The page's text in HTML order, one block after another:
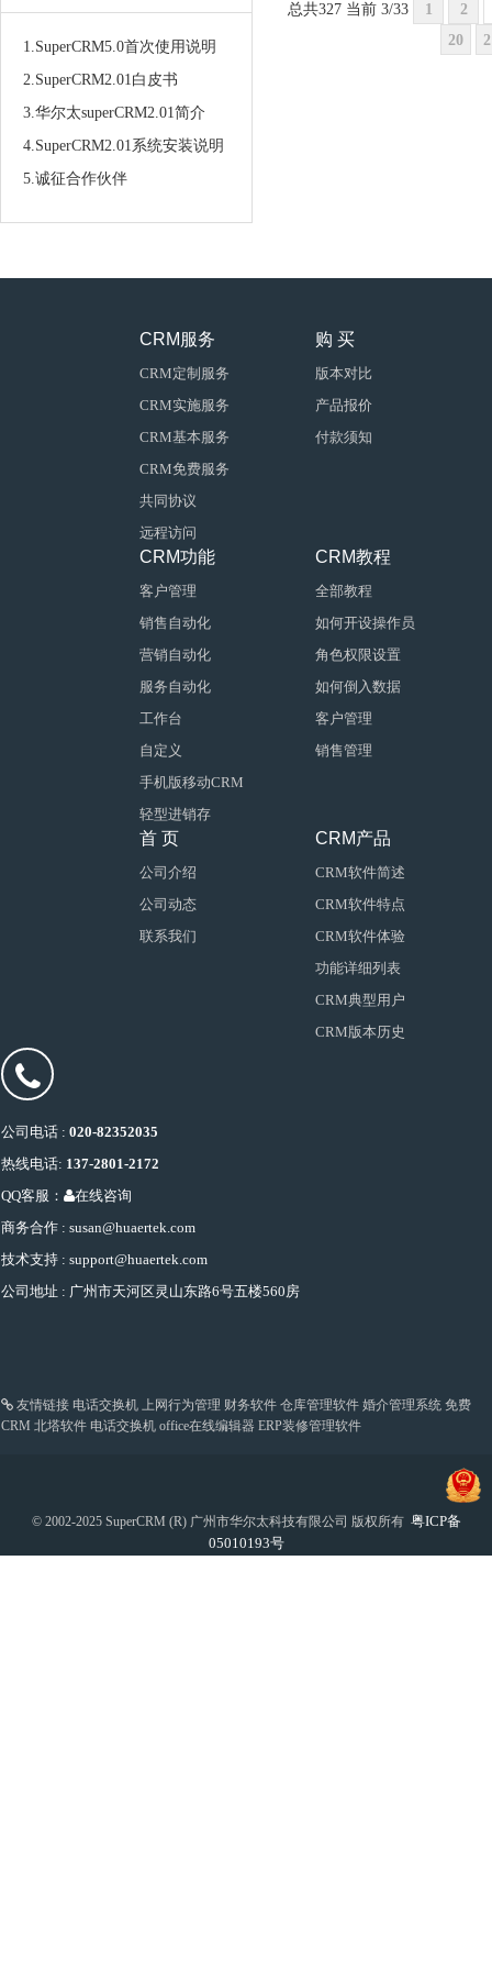
1.SuperCRM5.0首次使用说明
2.SuperCRM2.01白皮书
3.华尔太superCRM2.01简介
4.SuperCRM2.01系统安装说明
5.诚征合作伙伴
总共327 当前 3/33 1
2
20
购 买
版本对比
产品报价
付款须知
CRM服务
CRM定制服务
CRM实施服务
CRM基本服务
CRM免费服务
共同协议
远程访问
CRM教程
全部教程
如何开设操作员
角色权限设置
如何倒入数据
客户管理
销售管理
CRM功能
客户管理
销售自动化
营销自动化
服务自动化
工作台
自定义
手机版移动CRM
轻型进销存
CRM产品
CRM软件简述
CRM软件特点
CRM软件体验
功能详细列表
CRM典型用户
CRM版本历史
首 页
公司介绍
公司动态
联系我们
公司电话 : 020-82352035
热线电话: 137-2801-2172
QQ客服：
在线咨询
商务合作 : susan@huaertek.com
技术支持 : support@huaertek.com
公司地址 : 广州市天河区灵山东路6号五楼560房
友情链接 电话交换机 上网行为管理 财务软件 仓库管理软件 婚介管理系统 免费
CRM 北塔软件 电话交换机 office在线编辑器 ERP装修管理软件
© 2002-2025 SuperCRM (R) 广州市华尔太科技有限公司 版权所有 粤ICP备
05010193号